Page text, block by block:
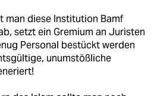
man diese Institution Bamf
setzt ein Gremium an Juristen
Personal bestückt werden
unumstößliche